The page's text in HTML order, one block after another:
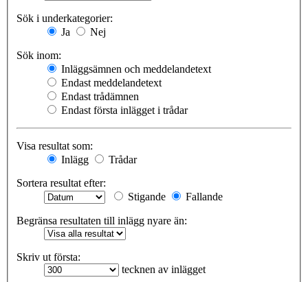
Sök i underkategorier:
Ja
Nej
Sök inom:
Inläggsämnen och meddelandetext
Endast meddelandetext
Endast trådämnen
Endast första inlägget i trådar
Visa resultat som:
Inlägg
Trådar
Sortera resultat efter:
Stigande
Fallande
Begränsa resultaten till inlägg nyare än:
Skriv ut första:
tecknen av inlägget